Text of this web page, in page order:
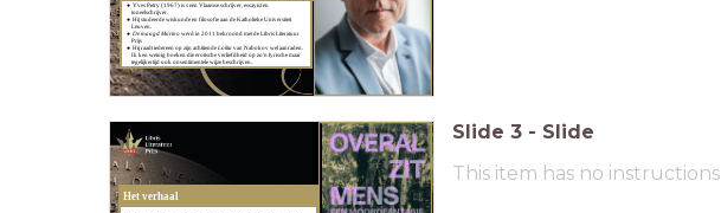
Yves Petry (1967) is s een Vlaamse schrijver, essayist en
toneelschrijver.
Hij studeerde wiskunde en filosofie aan de Katholieke Universiteit
Leuven.
De maagd Marino werd in 2011 bekroond met de Libris Literatuur
Prijs
Hij raadt iedereen op zijn achttiendeLolita van Nabokov wel aanraden.
Ik ken weinig boeken die erotische verliefdheid op zo'n lyrische maar
tegelijkertijd ook onsentimentele wijze beschrijven.
Het verhaal
Slide 3 - Slide
This item has no instructions